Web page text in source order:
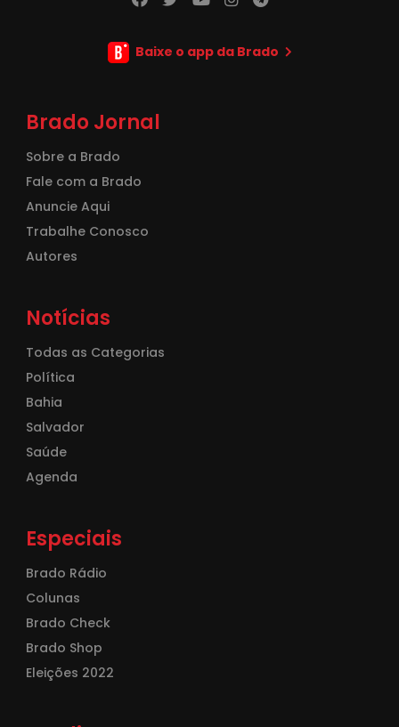
Baixe o app da Brado
Brado Jornal
Sobre a Brado
Fale com a Brado
Anuncie Aqui
Trabalhe Conosco
Autores
Notícias
Todas as Categorias
Política
Bahia
Salvador
Saúde
Agenda
Especiais
Brado Rádio
Colunas
Brado Check
Brado Shop
Eleições 2022